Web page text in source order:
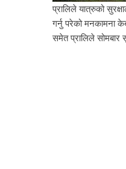
प्रालिले यात्रुको
गर्नु परेको मनकामना
समेत प्रालिले सोमबार